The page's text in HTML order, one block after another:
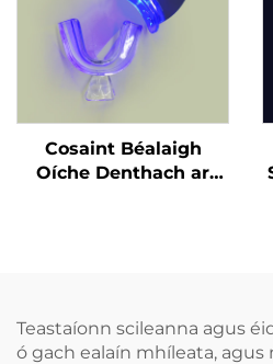
Anrochtáin
Cosaint Béalaigh
Oíche Denthach ar
Bainneadh Fiacla
Teastaíonn scileanna agus
ó gach ealaín mhíleata, agus